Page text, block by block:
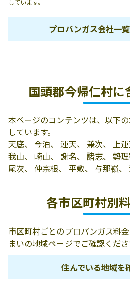
しています。
プロパンガス会社一
字仲宗根369
字謝名260
国頭郡今帰仁村
本ページのコンテンツは、以下
しています。
天底、 今泊、 運天、 兼次、 上
我山、 崎山、 謝名、 諸志、 勢
尾次、 仲宗根、 平敷、 与那嶺、
各市区町村別
市区町村ごとのプロパンガス料
まいの地域ページでご確認くださ
住んでいる地域を